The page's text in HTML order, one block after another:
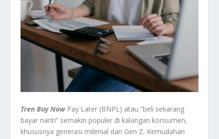
Tren Buy NowPay Later (BNPL) atau “beli sekarang
bayar nanti” semakin populer di kalangan konsumen,
khususnya generasi milenial dan Gen Z. Kemudahan